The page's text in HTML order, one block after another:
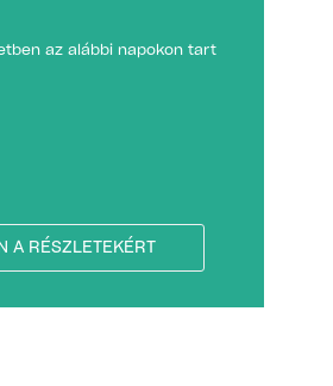
az alábbi napokon tart
A RÉSZLETEKÉRT